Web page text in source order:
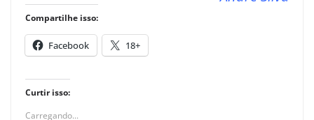
Compartilhe isso:
Facebook 18+
Curtir isso:
Carregando...